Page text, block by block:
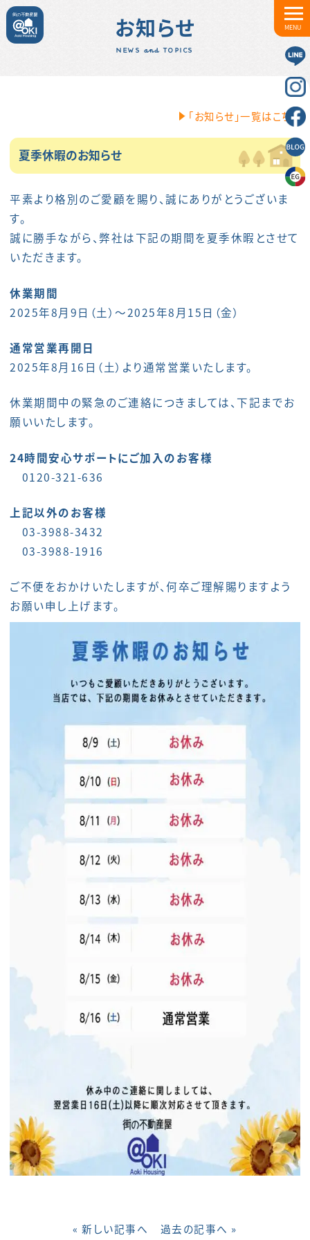
MENU
お知らせ
NEWS and TOPICS
「お知らせ」一覧はこちら
夏季休暇のお知らせ
平素より格別のご愛顧を賜り、誠にありがとうございま
す。
誠に勝手ながら、弊社は下記の期間を夏季休暇とさせて
いただきます。
休業期間
2025年8月9日（土）～2025年8月15日（金）
通常営業再開日
2025年8月16日（土）より通常営業いたします。
休業期間中の緊急のご連絡につきましては、下記までお
願いいたします。
24時間安心サポートにご加入のお客様
0120-321-636
上記以外のお客様
03-3988-3432
03-3988-1916
ご不便をおかけいたしますが、何卒ご理解賜りますよう
お願い申し上げます。
« 新しい記事へ 過去の記事へ »